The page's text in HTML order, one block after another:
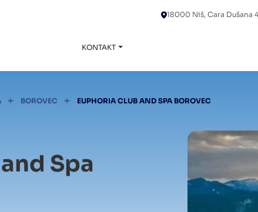
18000 Niš, Cara Dušana
KONTAKT
BOROVEC EUPHORIA CLUB AND SPA BOROVEC
Spa